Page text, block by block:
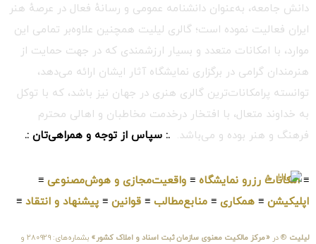
دانش جامعه، به‌عنوان دانشنامه عمومی و رسانهٔ فعال در عرصهٔ هنر
ایران فعالیت نموده است؛ گالری لیلیت همچنین علاوه‌بر تمامی این
موارد، با امکانات متعدد و بسیار ارزشمندی که در جهت حمایت از
هنرمندان گرامی در برگزاری نمایشگاه آثار ایشان ارائه می‌دهد،
توانسته پرامکانات‌ترین گالری هنری در جهان نیز باشد، که با توکل
به خداوند متعال، با افتخار درخدمت مخاطبان و اهالی محترم
فرهنگ و هنر بوده و می‌باشد. .: سپاس از توجه و همراهی‌تان :.
≡امکانات رزرو نمایشگاه≡ واقعیت‌مجازی و هوش‌مصنوعی≡
اپلیکیشن≡ همکاری≡ منابع‌مطالب≡ قوانین≡ پیشنهاد و انتقاد≡
لیلیت® در «مرکز مالکیت معنوی سازمان ثبت اسناد و املاک کشور» بشماره‌های: ۲۸۰۹۲۹ و